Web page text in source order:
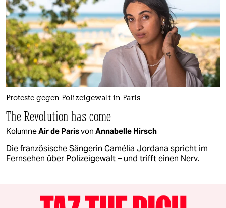
Proteste gegen Polizeigewalt in Paris
The Revolution has come
KolumneAir de Parisvon Annabelle Hirsch
Die französische Sängerin Camélia Jordana spricht im
Fernsehen über Polizeigewalt – und trifft einen Nerv.